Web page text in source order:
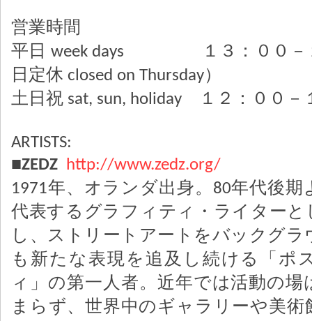
営業時間
平日 week days １３：００－１
日定休 closed on Thursday）
土日祝 sat, sun, holiday １２：００－
ARTISTS:
■ZEDZ http://www.zedz.org/
1971年、オランダ出身。80年代後
代表するグラフィティ・ライターと
し、ストリートアートをバックグ
も新たな表現を追及し続ける「ポ
ィ」の第一人者。近年では活動の
まらず、世界中のギャラリーや美